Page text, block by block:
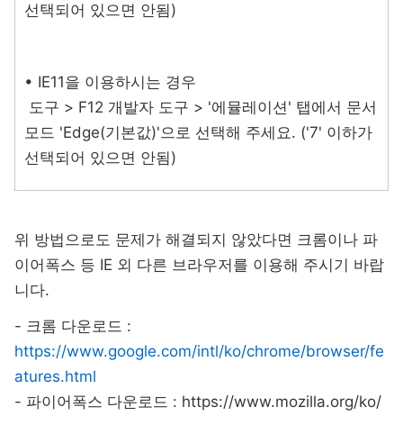
선택되어 있으면 안됨)
• IE11을 이용하시는 경우
도구 > F12 개발자 도구 > '에뮬레이션' 탭에서 문서
모드 'Edge(기본값)'으로 선택해 주세요. ('7' 이하가
선택되어 있으면 안됨)
위 방법으로도 문제가 해결되지 않았다면 크롬이나 파
이어폭스 등 IE 외 다른 브라우저를 이용해 주시기 바랍
니다.
- 크롬 다운로드 :
https://www.google.com/intl/ko/chrome/browser/fe
atures.html
- 파이어폭스 다운로드 : https://www.mozilla.org/ko/